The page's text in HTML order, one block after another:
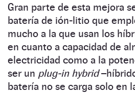
Gran parte de esta mejora
batería de ión-litio que
mucho a la que usan los
en cuanto a capacidad de
electricidad como a la
ser un plug-in hybrid
batería no se carga solo en